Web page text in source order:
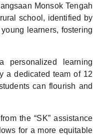
Monsok Tengah
school, identified by
learners, fostering
learning
a dedicated team of 12
can flourish and
the “SK” assistance
for a more equitable